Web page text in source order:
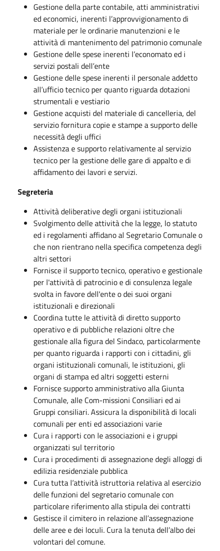
Gestione della parte contabile, atti amministrativi
ed economici, inerenti l’approvvigionamento di
materiale per le ordinarie manutenzioni e le
attività di mantenimento del patrimonio comunale
Gestione delle spese inerenti l’economato ed i
servizi postali dell’ente
Gestione delle spese inerenti il personale addetto
all’ufficio tecnico per quanto riguarda dotazioni
strumentali e vestiario
Gestione acquisti del materiale di cancelleria, del
servizio fornitura copie e stampe a supporto delle
necessità degli uffici
Assistenza e supporto relativamente al servizio
tecnico per la gestione delle gare di appalto e di
affidamento dei lavori e servizi.
Segreteria
Attività deliberative degli organi istituzionali
Svolgimento delle attività che la legge, lo statuto
ed i regolamenti affidano al Segretario Comunale o
che non rientrano nella specifica competenza degli
altri settori
Fornisce il supporto tecnico, operativo e gestionale
per l'attività di patrocinio e di consulenza legale
svolta in favore dell'ente o dei suoi organi
istituzionali e direzionali
Coordina tutte le attività di diretto supporto
operativo e di pubbliche relazioni oltre che
gestionale alla figura del Sindaco, particolarmente
per quanto riguarda i rapporti con i cittadini, gli
organi istituzionali comunali, le istituzioni, gli
organi di stampa ed altri soggetti esterni
Fornisce supporto amministrativo alla Giunta
Comunale, alle Com-missioni Consiliari ed ai
Gruppi consiliari. Assicura la disponibilità di locali
comunali per enti ed associazioni varie
Cura i rapporti con le associazioni e i gruppi
organizzati sul territorio
Cura i procedimenti di assegnazione degli alloggi di
edilizia residenziale pubblica
Cura tutta l’attività istruttoria relativa al esercizio
delle funzioni del segretario comunale con
particolare riferimento alla stipula dei contratti
Gestisce il cimitero in relazione all’assegnazione
delle aree e dei loculi. Cura la tenuta dell’albo dei
volontari del comune.